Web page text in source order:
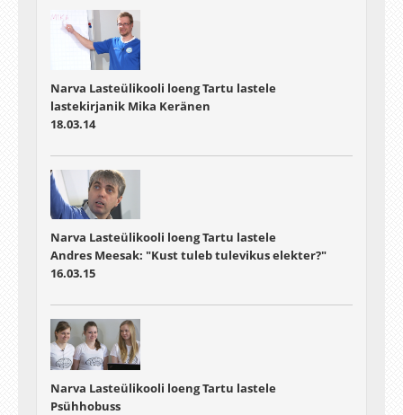
Narva Lasteülikooli loeng Tartu lastele
lastekirjanik Mika Keränen
18.03.14
Narva Lasteülikooli loeng Tartu lastele
Andres Meesak: "Kust tuleb tulevikus elekter?"
16.03.15
Narva Lasteülikooli loeng Tartu lastele
Psühhobuss